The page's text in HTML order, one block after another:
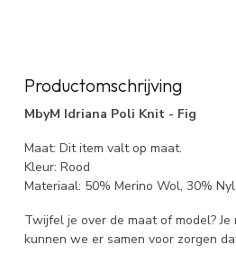
Productomschrijving
MbyM Idriana Poli Knit - Fig
Maat: Dit item valt op maat.
Kleur: Rood
Materiaal: 50% Merino Wol, 30%
Twijfel je over de maat of model?
kunnen we er samen voor zorgen